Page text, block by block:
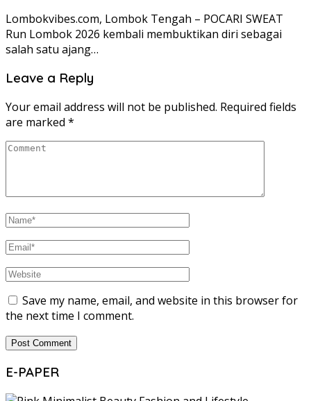
Lombokvibes.com, Lombok Tengah – POCARI SWEAT
Run Lombok 2026 kembali membuktikan diri sebagai
salah satu ajang…
Leave a Reply
Your email address will not be published. Required fields
are marked *
Save my name, email, and website in this browser for
the next time I comment.
E-PAPER